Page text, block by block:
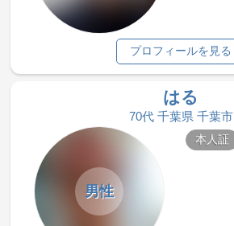
プロフィールを見る
はる
70代 千葉県 千葉市
男性
本人証